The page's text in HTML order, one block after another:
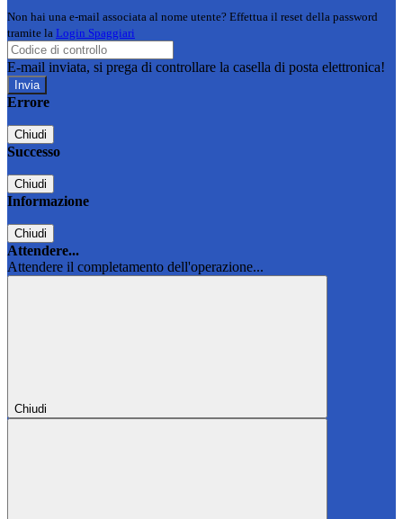
Non hai una e-mail associata al nome utente? Effettua il reset della password
tramite la Login Spaggiari
E-mail inviata, si prega di controllare la casella di posta elettronica!
Errore
Chiudi
Successo
Chiudi
Informazione
Chiudi
Attendere...
Attendere il completamento dell'operazione...
Chiudi